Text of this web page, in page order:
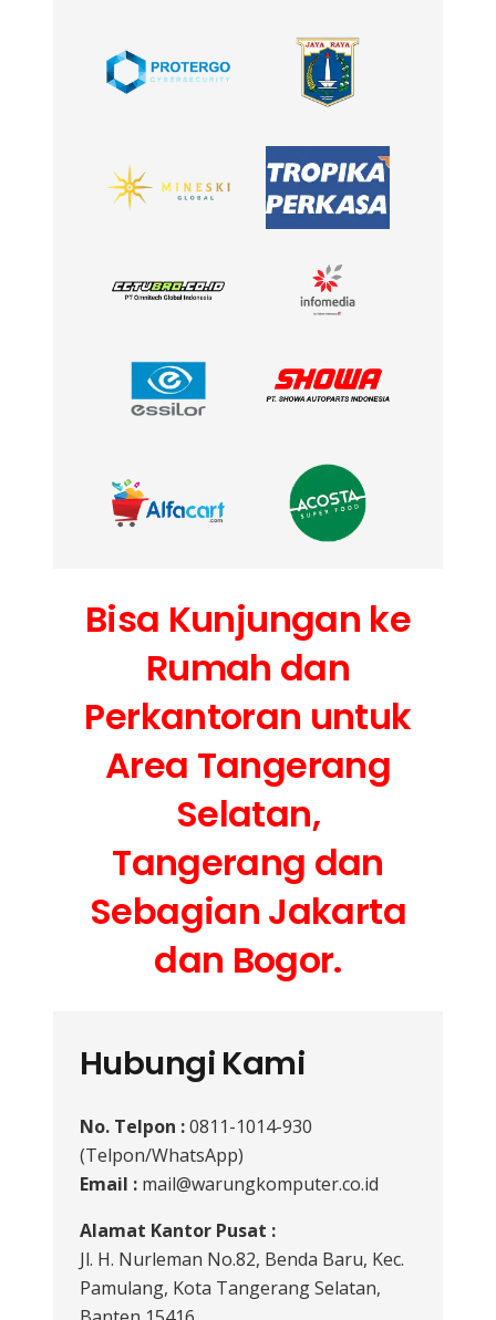
Bisa Kunjungan ke
Rumah dan
Perkantoran untuk
Area Tangerang
Selatan,
Tangerang dan
Sebagian Jakarta
dan Bogor.
Hubungi Kami
No. Telpon :0811-1014-930
(Telpon/WhatsApp)
Email : mail@warungkomputer.co.id
Alamat Kantor Pusat :
Jl. H. Nurleman No.82, Benda Baru, Kec.
Pamulang, Kota Tangerang Selatan,